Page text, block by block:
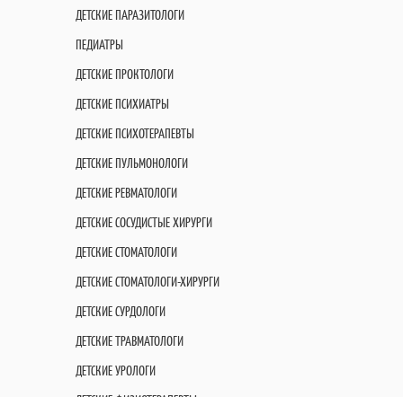
ДЕТСКИЕ ПАРАЗИТОЛОГИ
ПЕДИАТРЫ
ДЕТСКИЕ ПРОКТОЛОГИ
ДЕТСКИЕ ПСИХИАТРЫ
ДЕТСКИЕ ПСИХОТЕРАПЕВТЫ
ДЕТСКИЕ ПУЛЬМОНОЛОГИ
ДЕТСКИЕ РЕВМАТОЛОГИ
ДЕТСКИЕ СОСУДИСТЫЕ ХИРУРГИ
ДЕТСКИЕ СТОМАТОЛОГИ
ДЕТСКИЕ СТОМАТОЛОГИ-ХИРУРГИ
ДЕТСКИЕ СУРДОЛОГИ
ДЕТСКИЕ ТРАВМАТОЛОГИ
ДЕТСКИЕ УРОЛОГИ